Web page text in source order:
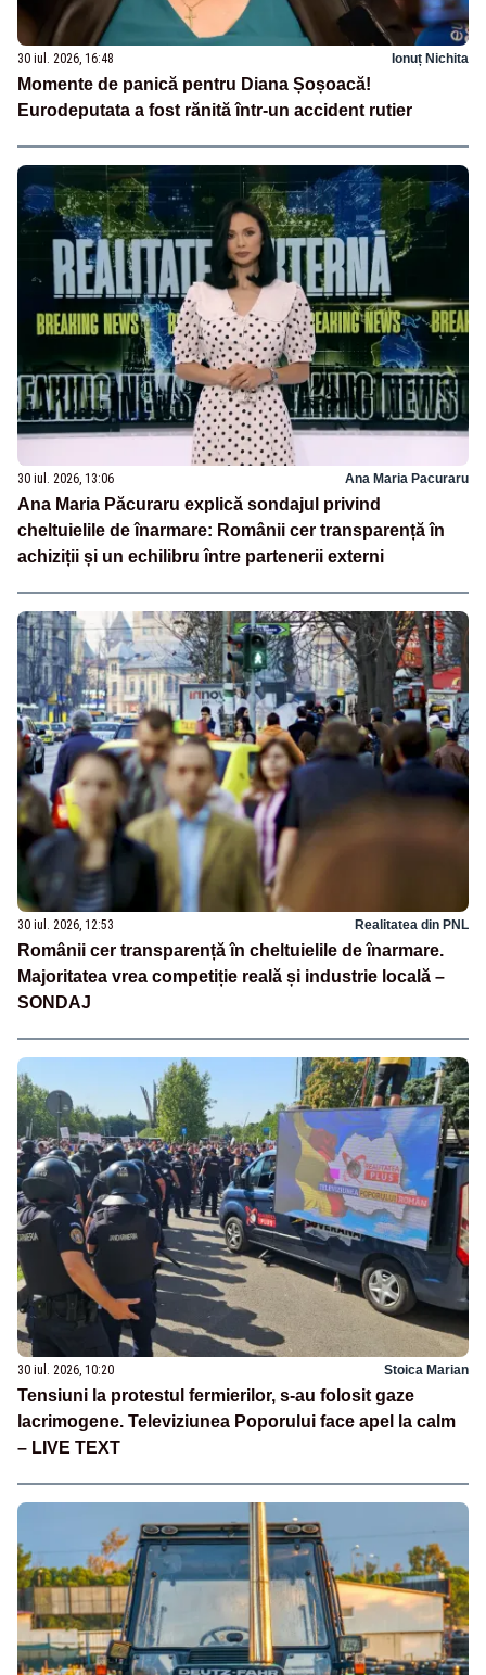
30 iul. 2026, 16:48 Ionuț Nichita
Momente de panică pentru Diana Șoșoacă!
Eurodeputata a fost rănită într-un accident rutier
30 iul. 2026, 13:06 Ana Maria Pacuraru
Ana Maria Păcuraru explică sondajul privind
cheltuielile de înarmare: Românii cer transparență în
achiziții și un echilibru între partenerii externi
30 iul. 2026, 12:53 Realitatea din PNL
Românii cer transparență în cheltuielile de înarmare.
Majoritatea vrea competiție reală și industrie locală –
SONDAJ
30 iul. 2026, 10:20 Stoica Marian
Tensiuni la protestul fermierilor, s-au folosit gaze
lacrimogene. Televiziunea Poporului face apel la calm
– LIVE TEXT